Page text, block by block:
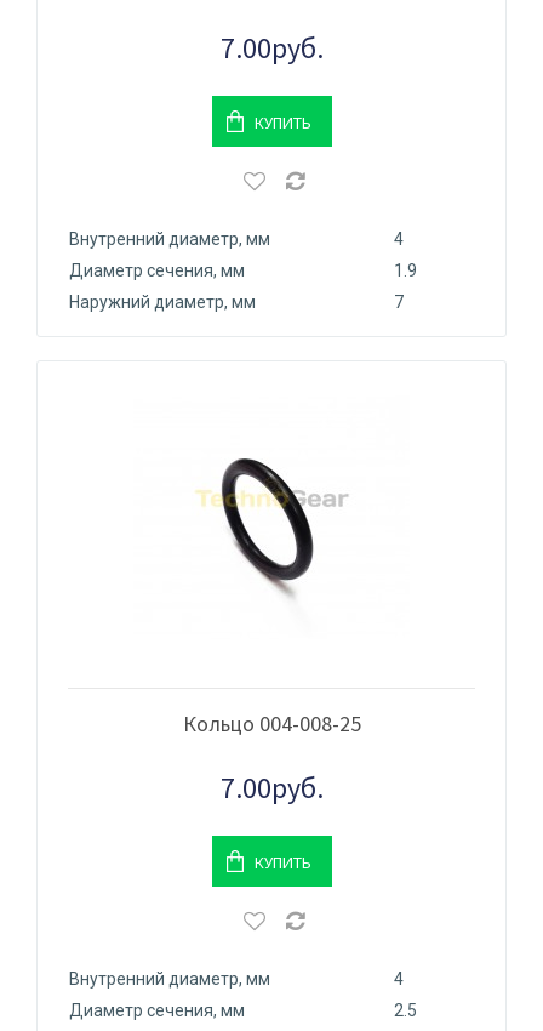
7.00руб.
КУПИТЬ
Внутренний диаметр, мм
4
Диаметр сечения, мм
1.9
Наружний диаметр, мм
7
Кольцо 004-008-25
7.00руб.
КУПИТЬ
Внутренний диаметр, мм
4
Диаметр сечения, мм
2.5